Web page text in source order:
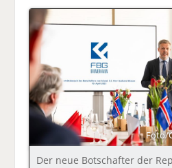
Foto/
Der neue Botschafter der